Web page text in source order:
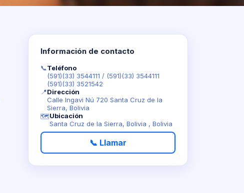
Información de contacto
📞Teléfono
(591)(33) 3544111 / (591)(33) 3544111
(591)(33) 3521542
📍Dirección
Calle Ingavi Nú 720 Santa Cruz de la
Sierra, Bolivia
🗺️Ubicación
Santa Cruz de la Sierra, Bolivia , Bolivia
📞 Llamar